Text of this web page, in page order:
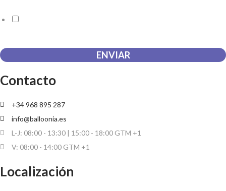
ENVIAR
Contacto
+34 968 895 287
info@balloonia.es
L-J: 08:00 - 13:30 | 15:00 - 18:00 GTM +1
V: 08:00 - 14:00 GTM +1
Localización